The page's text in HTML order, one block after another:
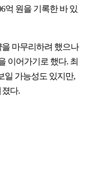
억 원을 기록한 바 있
을 마무리하려 했으나
이어가기로 했다. 최
일 가능성도 있지만,
다.